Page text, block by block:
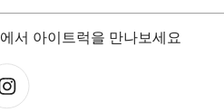
서 아이트럭을 만나보세요